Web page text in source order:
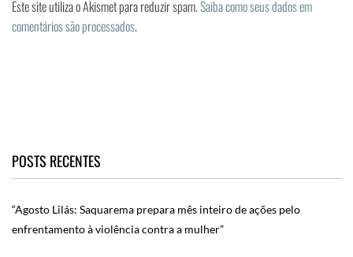
Este site utiliza o Akismet para reduzir spam.Saiba como seus dados em
comentários são processados.
POSTS RECENTES
“Agosto Lilás: Saquarema prepara mês inteiro de ações pelo
enfrentamento à violência contra a mulher”